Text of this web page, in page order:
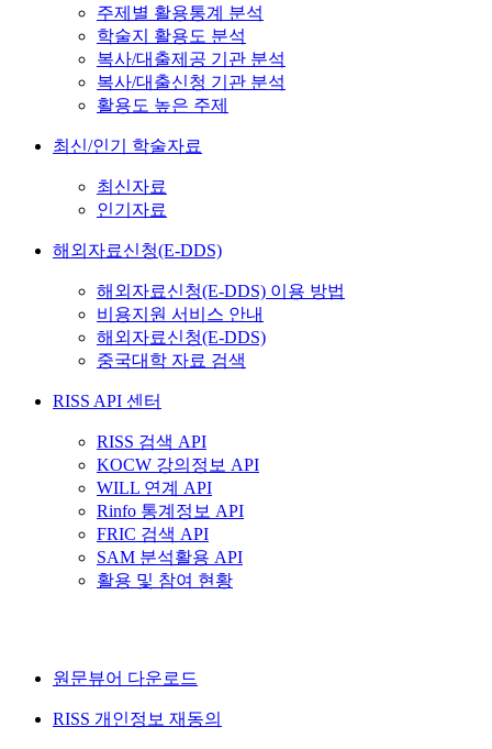
주제별 활용통계 분석
학술지 활용도 분석
복사/대출제공 기관 분석
복사/대출신청 기관 분석
활용도 높은 주제
최신/인기 학술자료
최신자료
인기자료
해외자료신청(E-DDS)
해외자료신청(E-DDS) 이용 방법
비용지원 서비스 안내
해외자료신청(E-DDS)
중국대학 자료 검색
RISS API 센터
RISS 검색 API
KOCW 강의정보 API
WILL 연계 API
Rinfo 통계정보 API
FRIC 검색 API
SAM 분석활용 API
활용 및 참여 현황
원문뷰어 다운로드
RISS 개인정보 재동의